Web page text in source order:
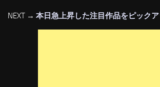
NEXT → 本日急上昇した注目作品をピックア